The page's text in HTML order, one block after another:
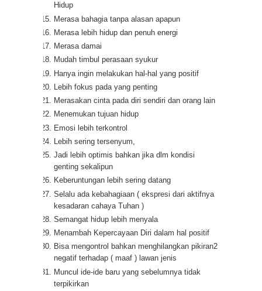
Hidup
Merasa bahagia tanpa alasan apapun
Merasa lebih hidup dan penuh energi
Merasa damai
Mudah timbul perasaan syukur
Hanya ingin melakukan hal-hal yang positif
Lebih fokus pada yang penting
Merasakan cinta pada diri sendiri dan orang lain
Menemukan tujuan hidup
Emosi lebih terkontrol
Lebih sering tersenyum,
Jadi lebih optimis bahkan jika dlm kondisi
genting sekalipun
Keberuntungan lebih sering datang
Selalu ada kebahagiaan ( ekspresi dari aktifnya
kesadaran cahaya Tuhan )
Semangat hidup lebih menyala
Menambah Kepercayaan Diri dalam hal positif
Bisa mengontrol bahkan menghilangkan pikiran2
negatif terhadap ( maaf ) lawan jenis
Muncul ide-ide baru yang sebelumnya tidak
terpikirkan